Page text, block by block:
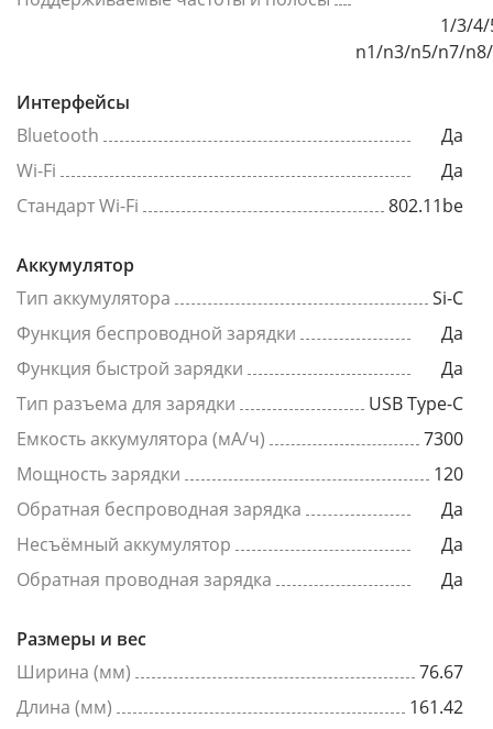
1/3/4/
n1/n3/n5/n7/
Интерфейсы
Bluetooth
Да
Wi-Fi
Да
Стандарт Wi-Fi
802.11be
Аккумулятор
Тип аккумулятора
Si-C
Функция беспроводной зарядки
Да
Функция быстрой зарядки
Да
Тип разъема для зарядки
USB Type-C
Емкость аккумулятора (мА/ч)
7300
Мощность зарядки
120
Обратная беспроводная зарядка
Да
Несъёмный аккумулятор
Да
Обратная проводная зарядка
Да
Размеры и вес
Ширина (мм)
76.67
Длина (мм)
161.42